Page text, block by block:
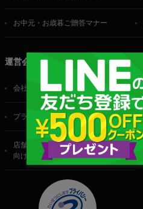
お中元・お歳暮ご贈答マナー
運営会社
会社概要
プライバシーポリシー
店舗・法人・生産者様
向けのお問い合わせ